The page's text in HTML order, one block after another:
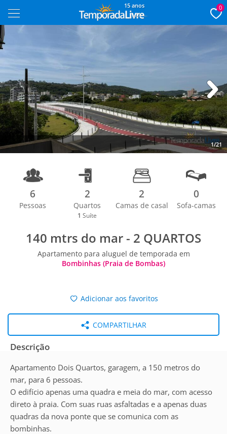
15 anos 0
1/21
Next
6
Pessoas
2
Quartos
1 Suíte
2
Camas de casal
0
Sofa-camas
140 mtrs do mar - 2 QUARTOS
Apartamento para aluguel de temporada em
Bombinhas (Praia de Bombas)
Adicionar aos favoritos
COMPARTILHAR
Descrição
Apartamento Dois Quartos, garagem, a 150 metros do
mar, para 6 pessoas.
O edifício apenas uma quadra e meia do mar, com acesso
direto à praia. Com suas ruas asfaltadas e a apenas duas
quadras da nova ponte que se comunica com as
bombinhas.